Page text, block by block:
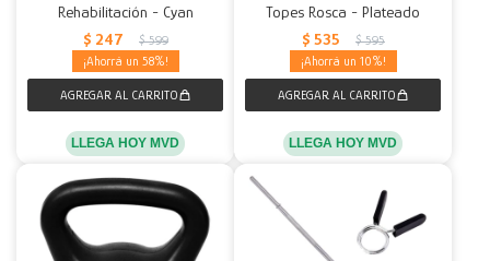
Rehabilitación - Cyan
$ 247 $ 599
58
LLEGA HOY MVD
Topes Rosca - Plateado
$ 535 $ 595
10
LLEGA HOY MVD